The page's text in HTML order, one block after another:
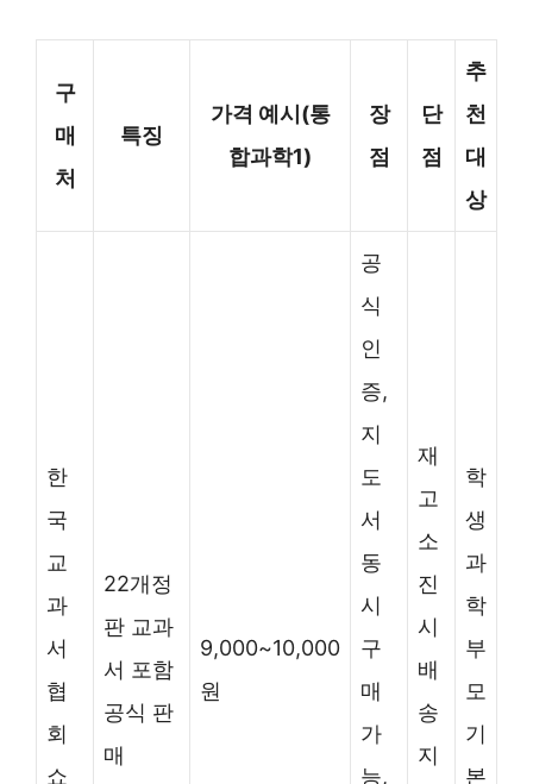
구
매
처
특징
가격 예시(통
합과학1)
장
점
단
점
추
천
대
상
한
국
교
과
서
협
회
쇼
22개정
판 교과
서 포함
공식 판
매
9,000~10,000
원
공
식
인
증,
지
도
서
동
시
구
매
가
능,
재
고
소
진
시
배
송
지
학
생
과
학
부
모
기
본